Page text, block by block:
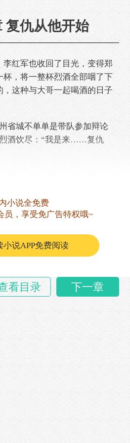
复仇从他开始
红军也收回了目光，变得郑
，将一整杯烈酒全部咽了下
这种与大哥一起喝酒的日子
城不单单是带队参加辩论
酒饮尽：“我是来……复仇
李红军自然知道，而楚天
翼道：“是宋家？”
小说全免费
员，享受免广告特权哦~
小说APP免费阅读
看目录 下一章